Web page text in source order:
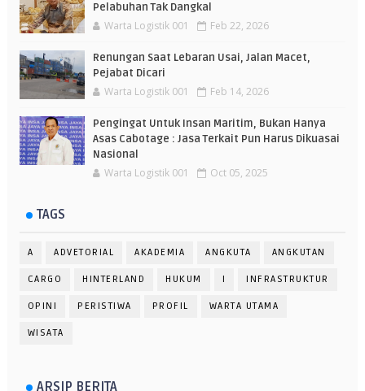
Pelabuhan Tak Dangkal
Warta Logistik 001 Feb 22, 2026
Renungan Saat Lebaran Usai, Jalan Macet,
Pejabat Dicari
Warta Logistik 001 Feb 14, 2026
Pengingat Untuk Insan Maritim, Bukan Hanya
Asas Cabotage : Jasa Terkait Pun Harus Dikuasai
Nasional
Warta Logistik 001 Oct 05, 2025
TAGS
A ADVETORIAL AKADEMIA ANGKUTA ANGKUTAN
CARGO HINTERLAND HUKUM I INFRASTRUKTUR
OPINI PERISTIWA PROFIL WARTA UTAMA
WISATA
ARSIP BERITA